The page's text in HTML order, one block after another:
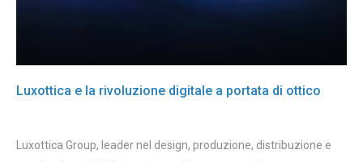
Luxottica e la rivoluzione digitale a portata di ottico
Luxottica Group, leader nel design, produzione, distribuzione e